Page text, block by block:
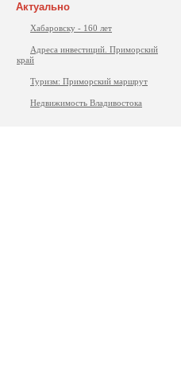
Актуально
Хабаровску - 160 лет
Адреса инвестиций. Приморский
край
Туризм: Приморский маршрут
Недвижимость Владивостока